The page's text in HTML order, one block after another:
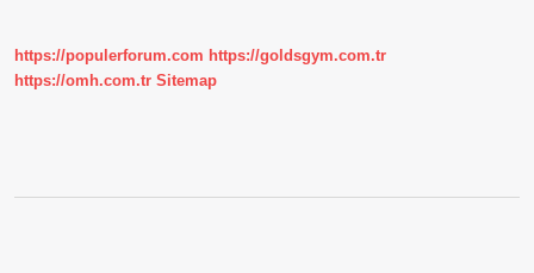
https://populerforum.com https://goldsgym.com.tr
https://omh.com.tr Sitemap